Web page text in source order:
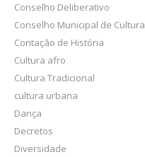
Conselho Deliberativo
Conselho Municipal de Cultura
Contação de História
Cultura afro
Cultura Tradicional
cultura urbana
Dança
Decretos
Diversidade